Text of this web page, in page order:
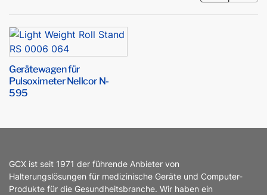
Gerätewagen für
Pulsoximeter Nellcor N-
595
GCX ist seit 1971 der führende Anbieter von
Halterungslösungen für medizinische Geräte und Computer-
Produkte für die Gesundheitsbranche. Wir haben ein